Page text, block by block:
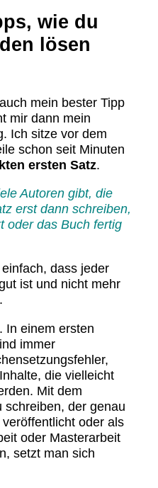
wie du
lösen
mein bester Tipp
mir dann mein
Ich sitze vor dem
schon seit Minuten
ersten Satz.
Autoren gibt, die
erst dann schreiben,
oder das Buch fertig
dass jeder
ist und nicht mehr
In einem ersten
immer
die vielleicht
Mit dem
schreiben, der genau
oder als
oder Masterarbeit
setzt man sich